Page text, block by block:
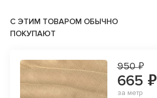
С ЭТИМ ТОВАРОМ ОБЫЧНО
ПОКУПАЮТ
950 ₽
665 ₽
за метр